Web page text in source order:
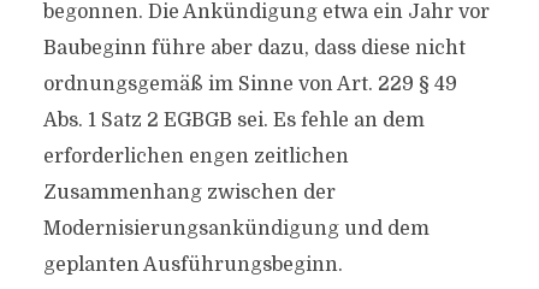
begonnen. Die Ankündigung etwa ein Jahr vor
Baubeginn führe aber dazu, dass diese nicht
ordnungsgemäß im Sinne von Art. 229 § 49
Abs. 1 Satz 2 EGBGB sei. Es fehle an dem
erforderlichen engen zeitlichen
Zusammenhang zwischen der
Modernisierungsankündigung und dem
geplanten Ausführungsbeginn.